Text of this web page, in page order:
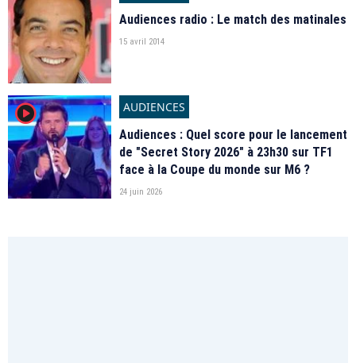
Audiences radio : Le match des matinales
15 avril 2014
player2
AUDIENCES
Audiences : Quel score pour le lancement
de "Secret Story 2026" à 23h30 sur TF1
face à la Coupe du monde sur M6 ?
24 juin 2026